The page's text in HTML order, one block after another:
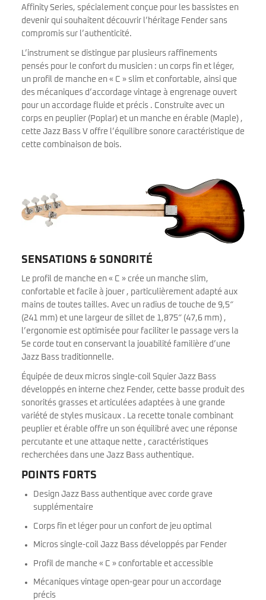
Affinity Series, spécialement conçue pour les bassistes en
devenir qui souhaitent découvrir l’héritage Fender sans
compromis sur l’authenticité.
L’instrument se distingue par plusieurs raffinements
pensés pour le confort du musicien : un corps fin et léger,
un profil de manche en « C » slim et confortable, ainsi que
des mécaniques d’accordage vintage à engrenage ouvert
pour un accordage fluide et précis . Construite avec un
corps en peuplier (Poplar) et un manche en érable (Maple) ,
cette Jazz Bass V offre l’équilibre sonore caractéristique de
cette combinaison de bois.
SENSATIONS & SONORITÉ
Le profil de manche en « C » crée un manche slim,
confortable et facile à jouer , particulièrement adapté aux
mains de toutes tailles. Avec un radius de touche de 9,5″
(241 mm) et une largeur de sillet de 1,875″ (47,6 mm) ,
l’ergonomie est optimisée pour faciliter le passage vers la
5e corde tout en conservant la jouabilité familière d’une
Jazz Bass traditionnelle.
Équipée de deux micros single-coil Squier Jazz Bass
développés en interne chez Fender, cette basse produit des
sonorités grasses et articulées adaptées à une grande
variété de styles musicaux . La recette tonale combinant
peuplier et érable offre un son équilibré avec une réponse
percutante et une attaque nette , caractéristiques
recherchées dans une Jazz Bass authentique.
POINTS FORTS
Design Jazz Bass authentique avec corde grave
supplémentaire
Corps fin et léger pour un confort de jeu optimal
Micros single-coil Jazz Bass développés par Fender
Profil de manche « C » confortable et accessible
Mécaniques vintage open-gear pour un accordage
précis